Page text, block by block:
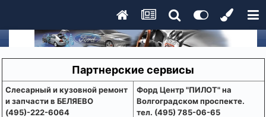
Партнерские сервисы
Слесарный и кузовной ремонт
и запчасти в БЕЛЯЕВО
(495)-222-6064
Форд Центр "ПИЛОТ" на
Волгоградском проспекте.
тел. (495) 785-06-65